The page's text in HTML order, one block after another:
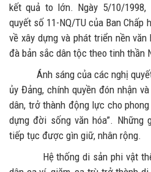
kết quả to lớn. Ngày 5/10/
quyết số 11-NQ/TU của Ban Chấp
về xây dựng và phát triển nền
đà bản sắc dân tộc theo tinh thần
Ánh sáng của các nghị quyết
ủy Đảng, chính quyền đón nhận
dân, trở thành động lực cho
dựng đời sống văn hóa”. Những
tiếp tục được gìn giữ, nhân rộng.
Hệ thống di sản phi vật thể